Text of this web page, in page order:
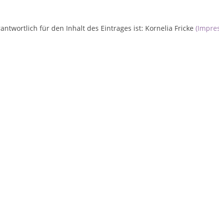
für den Inhalt des Eintrages ist: Kornelia Fricke